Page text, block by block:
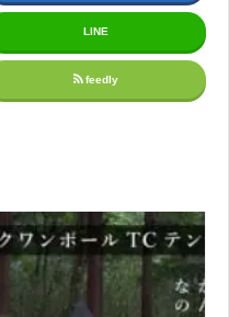
LINE
feedly